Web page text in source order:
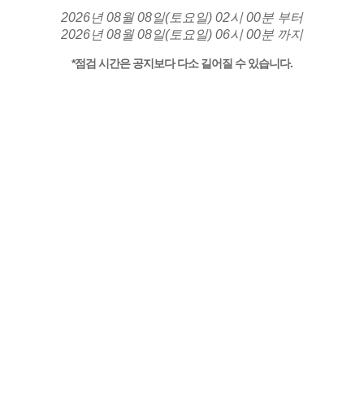
2026년 08월 08일(토요일) 02시 00분 부터
2026년 08월 08일(토요일) 06시 00분 까지
*점검 시간은 공지보다 다소 길어질 수 있습니다.